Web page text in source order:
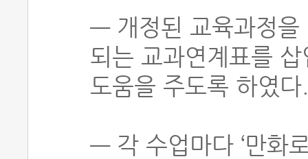
― 개정된 교육과정을
되는 교과연계표를
도움을 주도록 하였다.
― 각 수업마다 ‘만화